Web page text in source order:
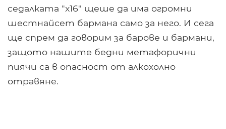
седалката "x16" щеше да има огромни
шестнайсет бармана само за него. И сега
ще спрем да говорим за барове и бармани,
защото нашите бедни метафорични
пиячи са в опасност от алкохолно
отравяне.